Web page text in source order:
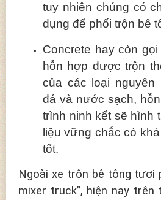
tuy nhiên chúng có
dụng để phối trộn bê
Concrete hay còn
hỗn hợp được trộn
của các loại nguyên
đá và nước sạch,
trình ninh kết sẽ hình
liệu vững chắc có
tốt.
Ngoài xe trộn bê tông tươi
mixer truck”, hiện nay